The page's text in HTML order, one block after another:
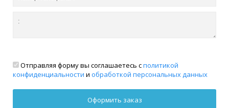
Отправляя форму вы соглашаетесь сполитикой
конфиденциальности и обработкой персональных данных